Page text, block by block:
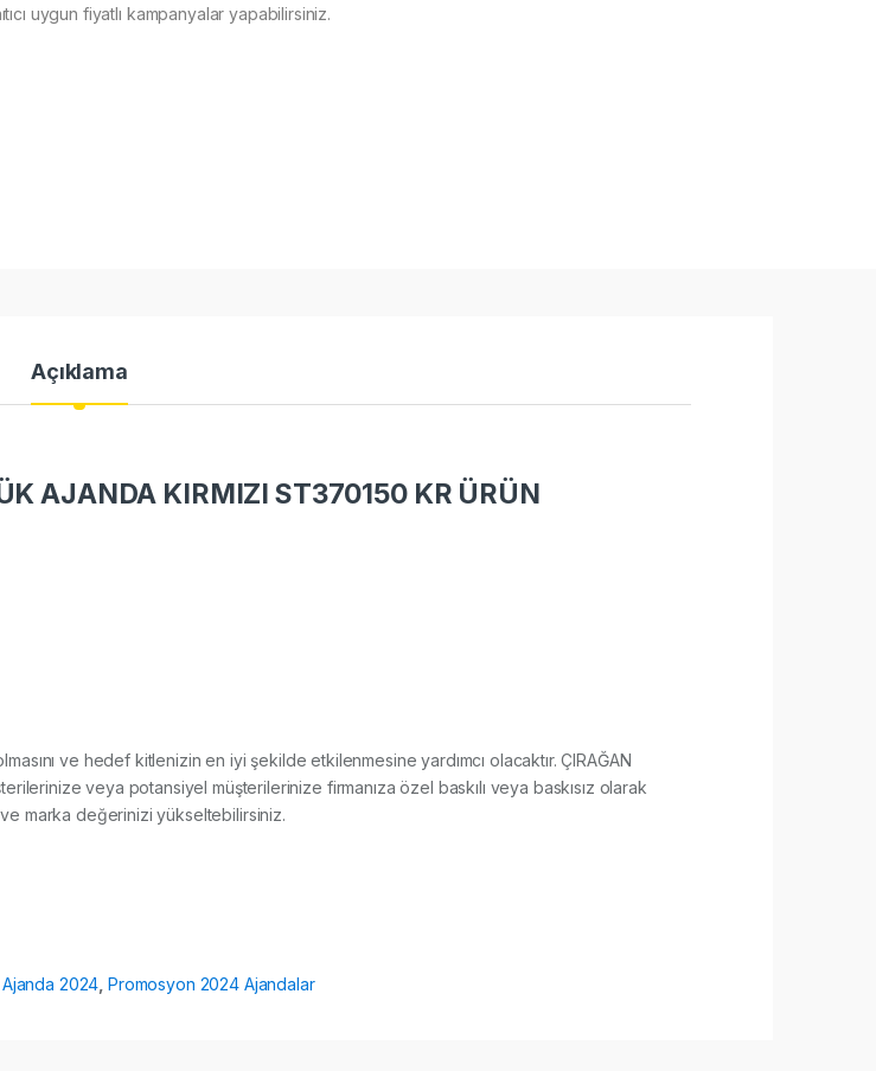
uygun fiyatlı kampanyalar yapabilirsiniz.
Açıklama
AJANDA KIRMIZI ST370150 KR ÜRÜN
olmasını ve hedef kitlenizin en iyi şekilde etkilenmesine yardımcı olacaktır. ÇIRAĞAN
veya potansiyel müşterilerinize firmanıza özel baskılı veya baskısız olarak
marka değerinizi yükseltebilirsiniz.
2024 ,Promosyon 2024 Ajandalar